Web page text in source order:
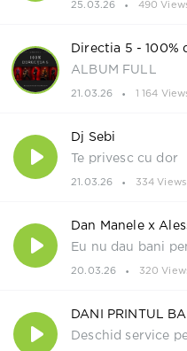
25.03.26 490
Directia 5 - 100%
ALBUM FULL
21.03.26 1 164
Dj Sebi
Te privesc cu dor
21.03.26 334 Views
Eu nu dau bani
20.03.26 320
DANI PRINTUL
Deschid service